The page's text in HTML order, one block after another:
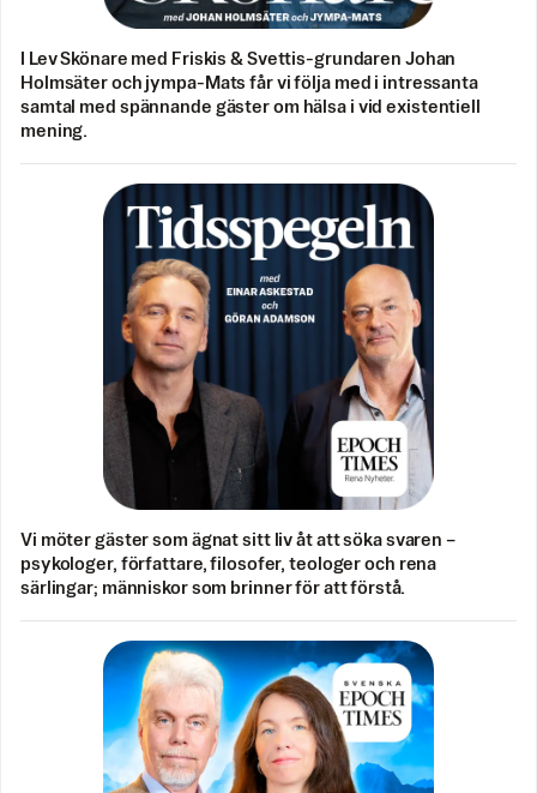
I Lev Skönare med Friskis & Svettis-grundaren Johan
Holmsäter och jympa-Mats får vi följa med i intressanta
samtal med spännande gäster om hälsa i vid existentiell
mening.
Vi möter gäster som ägnat sitt liv åt att söka svaren –
psykologer, författare, filosofer, teologer och rena
särlingar; människor som brinner för att förstå.